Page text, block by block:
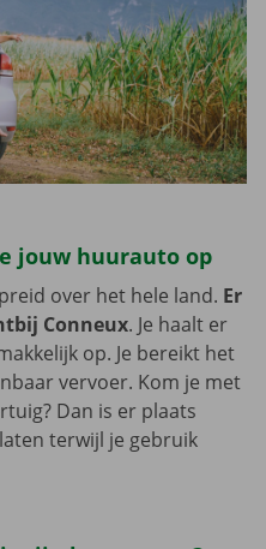
jouw huurauto op
over het hele land. Er
Conneux. Je haalt er
op. Je bereikt het
vervoer. Kom je met
Dan is er plaats
terwijl je gebruik